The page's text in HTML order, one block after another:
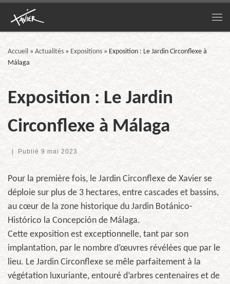
Passer au contenu
Accueil » Actualités » Expositions » Exposition : Le Jardin Circonflexe à
Málaga
Exposition : Le Jardin
Circonflexe à Málaga
| Publié 9 mai 2023
Pour la première fois, le Jardin Circonflexe de Xavier se
déploie sur plus de 3 hectares, entre cascades et bassins,
au cœur de la zone historique du Jardin Botánico-
Histórico la Concepción de Málaga.
Cette exposition est exceptionnelle, tant par son
implantation, par le nombre d’œuvres révélées que par le
lieu. Le Jardin Circonflexe se mêle parfaitement à la
végétation luxuriante, entouré d’arbres centenaires et de